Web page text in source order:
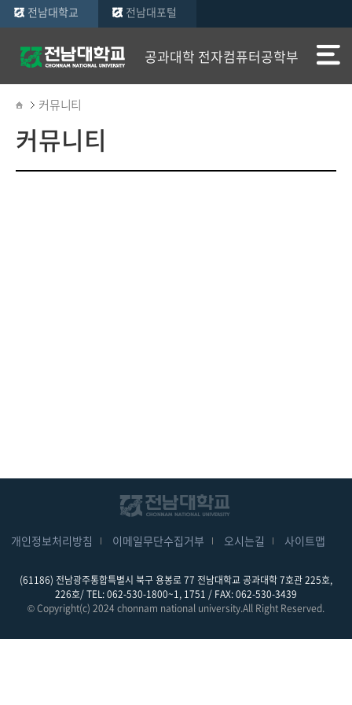
전남대학교 전남대포털
공과대학 전자컴퓨터공학부
커뮤니티
커뮤니티
개인정보처리방침 이메일무단수집거부 오시는길 사이트맵
(61186) 전남광주통합특별시 북구 용봉로 77 전남대학교 공과대학 7호관 225호,
226호/ TEL: 062-530-1800~1, 1751 / FAX: 062-530-3439
© Copyright(c) 2024 chonnam national university.All Right Reserved.